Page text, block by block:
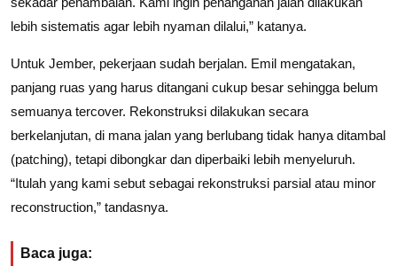
lebih sistematis agar lebih nyaman dilalui,” katanya.
Untuk Jember, pekerjaan sudah berjalan. Emil mengatakan,
panjang ruas yang harus ditangani cukup besar sehingga belum
semuanya tercover. Rekonstruksi dilakukan secara
berkelanjutan, di mana jalan yang berlubang tidak hanya ditambal
(patching), tetapi dibongkar dan diperbaiki lebih menyeluruh.
“Itulah yang kami sebut sebagai rekonstruksi parsial atau minor
reconstruction,” tandasnya.
Baca juga: